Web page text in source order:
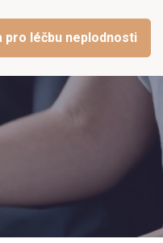
pro léčbu neplodnosti